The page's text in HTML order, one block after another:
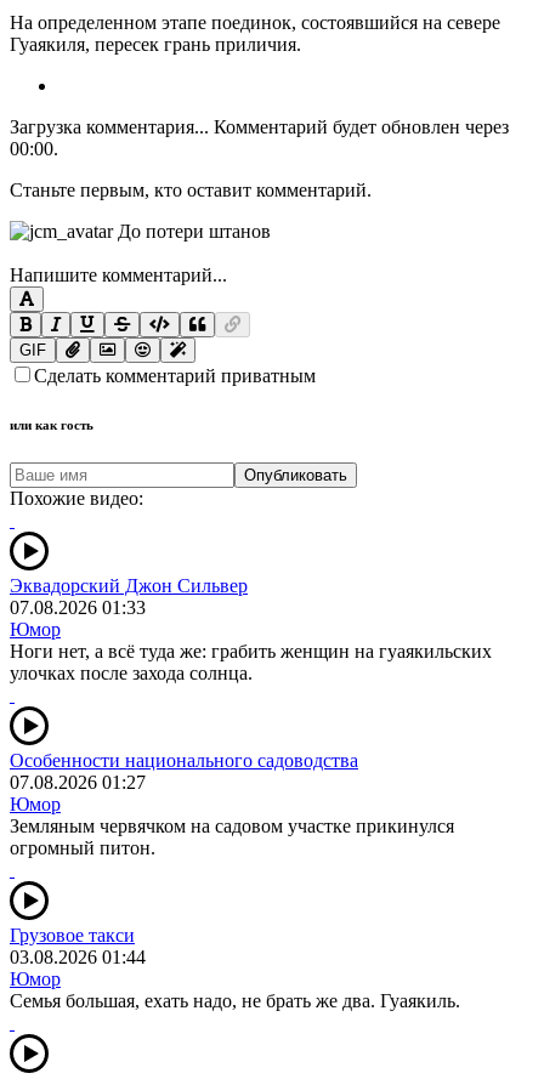
На определенном этапе поединок, состоявшийся на севере
Гуаякиля, пересек грань приличия.
Загрузка комментария... Комментарий будет обновлен через
00:00.
Станьте первым, кто оставит комментарий.
Напишите комментарий...
GIF
Сделать комментарий приватным
или как гость
Опубликовать
Похожие видео:
Эквадорский Джон Сильвер
07.08.2026 01:33
Юмор
Ноги нет, а всё туда же: грабить женщин на гуаякильских
улочках после захода солнца.
Особенности национального садоводства
07.08.2026 01:27
Юмор
Земляным червячком на садовом участке прикинулся
огромный питон.
Грузовое такси
03.08.2026 01:44
Юмор
Семья большая, ехать надо, не брать же два. Гуаякиль.